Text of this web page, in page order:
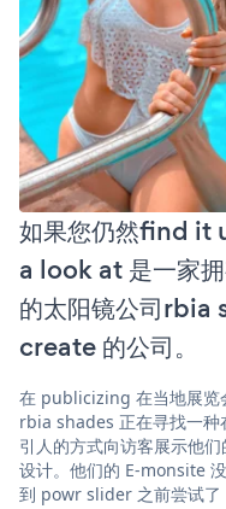
如果您仍然find it
a look at 是一家
的太阳镜公司
create 的公司。
在 publicizing 在当地展览
rbia shades 正在寻找一种
引人的方式向访客展示他
设计。他们的 E-monsite
到 powr slider 之前尝试